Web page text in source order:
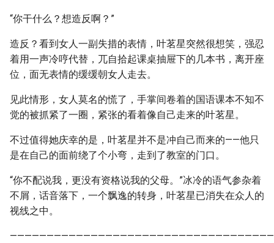
“你干什么？想造反啊？”
造反？看到女人一副失措的表情，叶茗星突然很想笑，强忍
着用一声冷哼代替，兀自拾起课桌抽屉下的几本书，离开座
位，面无表情的缓缓朝女人走去。
见此情形，女人莫名的慌了，手掌间卷着的国语课本不知不
觉的被抓紧了一圈，紧张的看着像自己走来的叶茗星。
不过值得她庆幸的是，叶茗星并不是冲自己而来的——他只
是在自己的面前绕了个小弯，走到了教室的门口。
“你不配说我，更没有资格说我的父母。”冰冷的语气参杂着
不屑，话音落下，一个飘逸的转身，叶茗星已消失在众人的
视线之中。